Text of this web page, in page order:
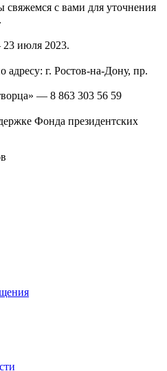
с вами для уточнения
июля 2023.
адресу: г. Ростов-на-Дону, пр.
— 8 863 303 56 59
Фонда президентских